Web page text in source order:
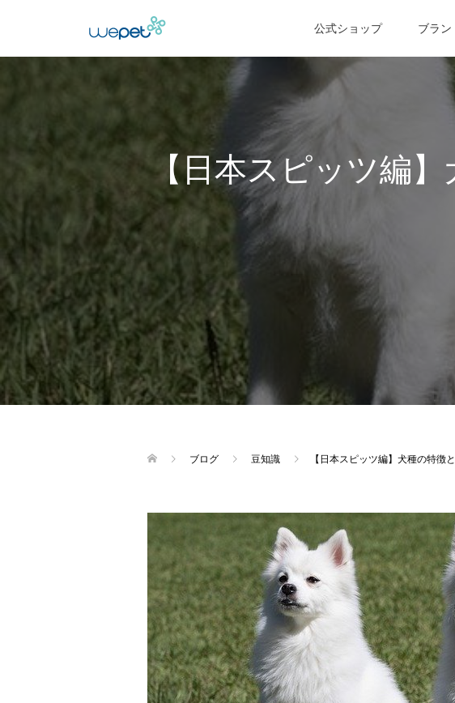
公式ショップ ブラン
【日本スピッツ編
ブログ 豆知識 【日本スピッツ編】犬種の特徴